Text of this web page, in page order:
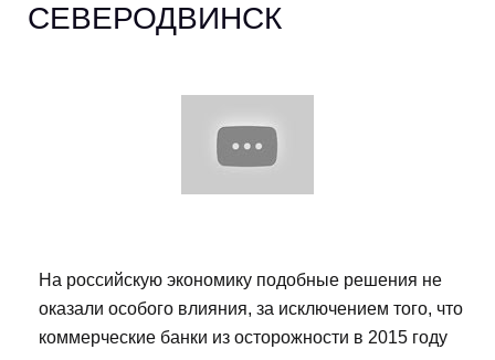
СЕВЕРОДВИНСК
На российскую экономику подобные решения не
оказали особого влияния, за исключением того, что
коммерческие банки из осторожности в 2015 году